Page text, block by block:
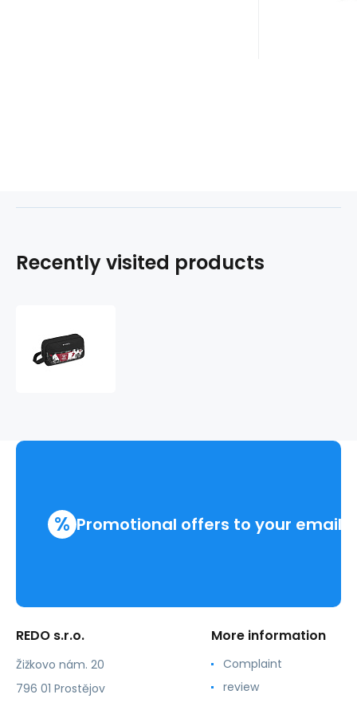
Recently visited products
% Promotional offers to your email
REDO s.r.o.
Žižkovo nám. 20
796 01 Prostějov
More information
Complaint
review